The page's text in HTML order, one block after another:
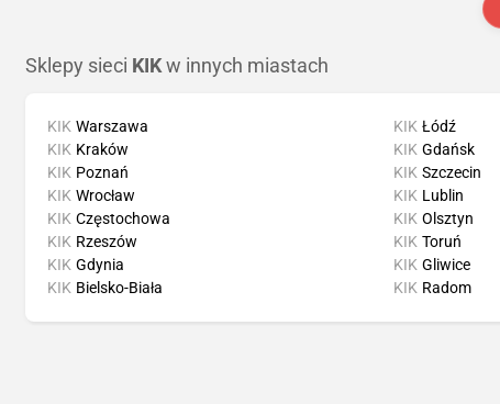
Sklepy sieci KIKw innych miastach
KIK Warszawa
KIK Kraków
KIK Poznań
KIK Wrocław
KIK Łódź
KIK Gdańsk
KIK Szczecin
KIK Lublin
KIK Częstochowa
KIK Rzeszów
KIK Gdynia
KIK Bielsko-Biała
KIK Olsztyn
KIK Toruń
KIK Gliwice
KIK Radom